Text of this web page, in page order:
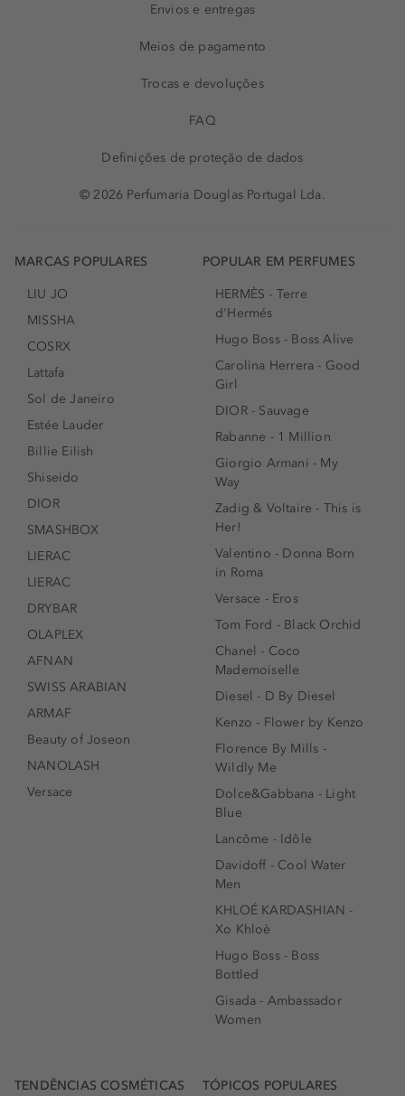
Envios e entregas
Meios de pagamento
Trocas e devoluções
FAQ
Definições de proteção de dados
© 2026 Perfumaria Douglas Portugal Lda.
MARCAS POPULARES
LIU JO
MISSHA
COSRX
Lattafa
Sol de Janeiro
Estée Lauder
Billie Eilish
Shiseido
DIOR
SMASHBOX
LIERAC
LIERAC
DRYBAR
OLAPLEX
AFNAN
SWISS ARABIAN
ARMAF
Beauty of Joseon
NANOLASH
Versace
POPULAR EM PERFUMES
HERMÈS - Terre
d'Hermés
Hugo Boss - Boss Alive
Carolina Herrera - Good
Girl
DIOR - Sauvage
Rabanne - 1 Million
Giorgio Armani - My
Way
Zadig & Voltaire - This is
Her!
Valentino - Donna Born
in Roma
Versace - Eros
Tom Ford - Black Orchid
Chanel - Coco
Mademoiselle
Diesel - D By Diesel
Kenzo - Flower by Kenzo
Florence By Mills -
Wildly Me
Dolce&Gabbana - Light
Blue
Lancôme - Idôle
Davidoff - Cool Water
Men
KHLOÉ KARDASHIAN -
Xo Khloè
Hugo Boss - Boss
Bottled
Gisada - Ambassador
Women
TENDÊNCIAS COSMÉTICAS TÓPICOS POPULARES